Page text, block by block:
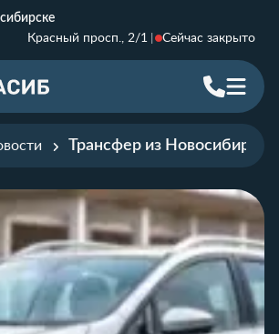
Красный просп., 2/1
Сейчас закрыто
Трансфер из